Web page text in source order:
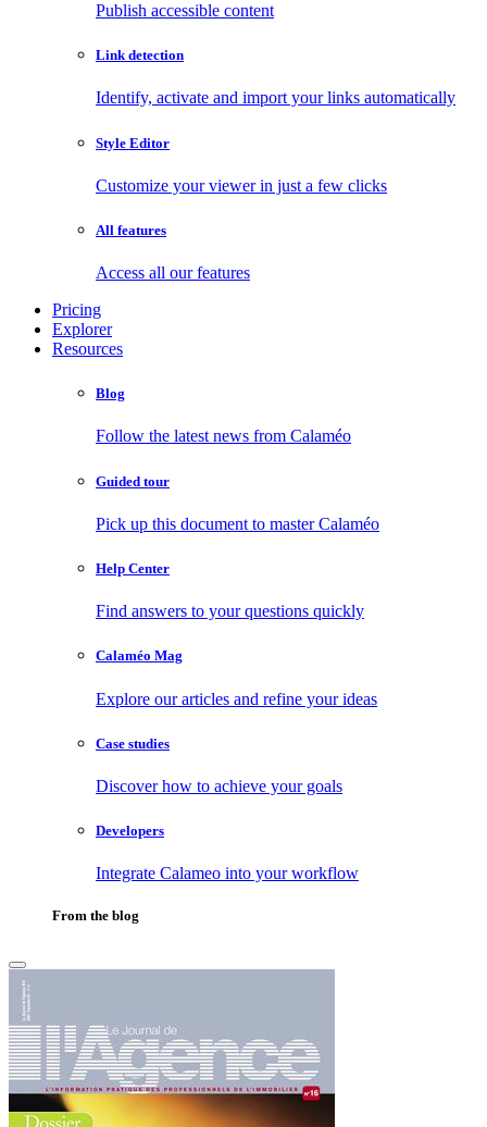
Publish accessible content
Link detection
Identify, activate and import your links automatically
Style Editor
Customize your viewer in just a few clicks
All features
Access all our features
Pricing
Explorer
Resources
Blog
Follow the latest news from Calaméo
Guided tour
Pick up this document to master Calaméo
Help Center
Find answers to your questions quickly
Calaméo Mag
Explore our articles and refine your ideas
Case studies
Discover how to achieve your goals
Developers
Integrate Calameo into your workflow
From the blog